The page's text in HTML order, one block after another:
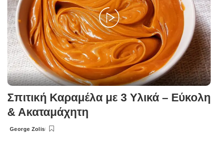
Σπιτική Καραμέλα με 3 Υλικά – Εύκολη
& Ακαταμάχητη
Posted
George Zolis